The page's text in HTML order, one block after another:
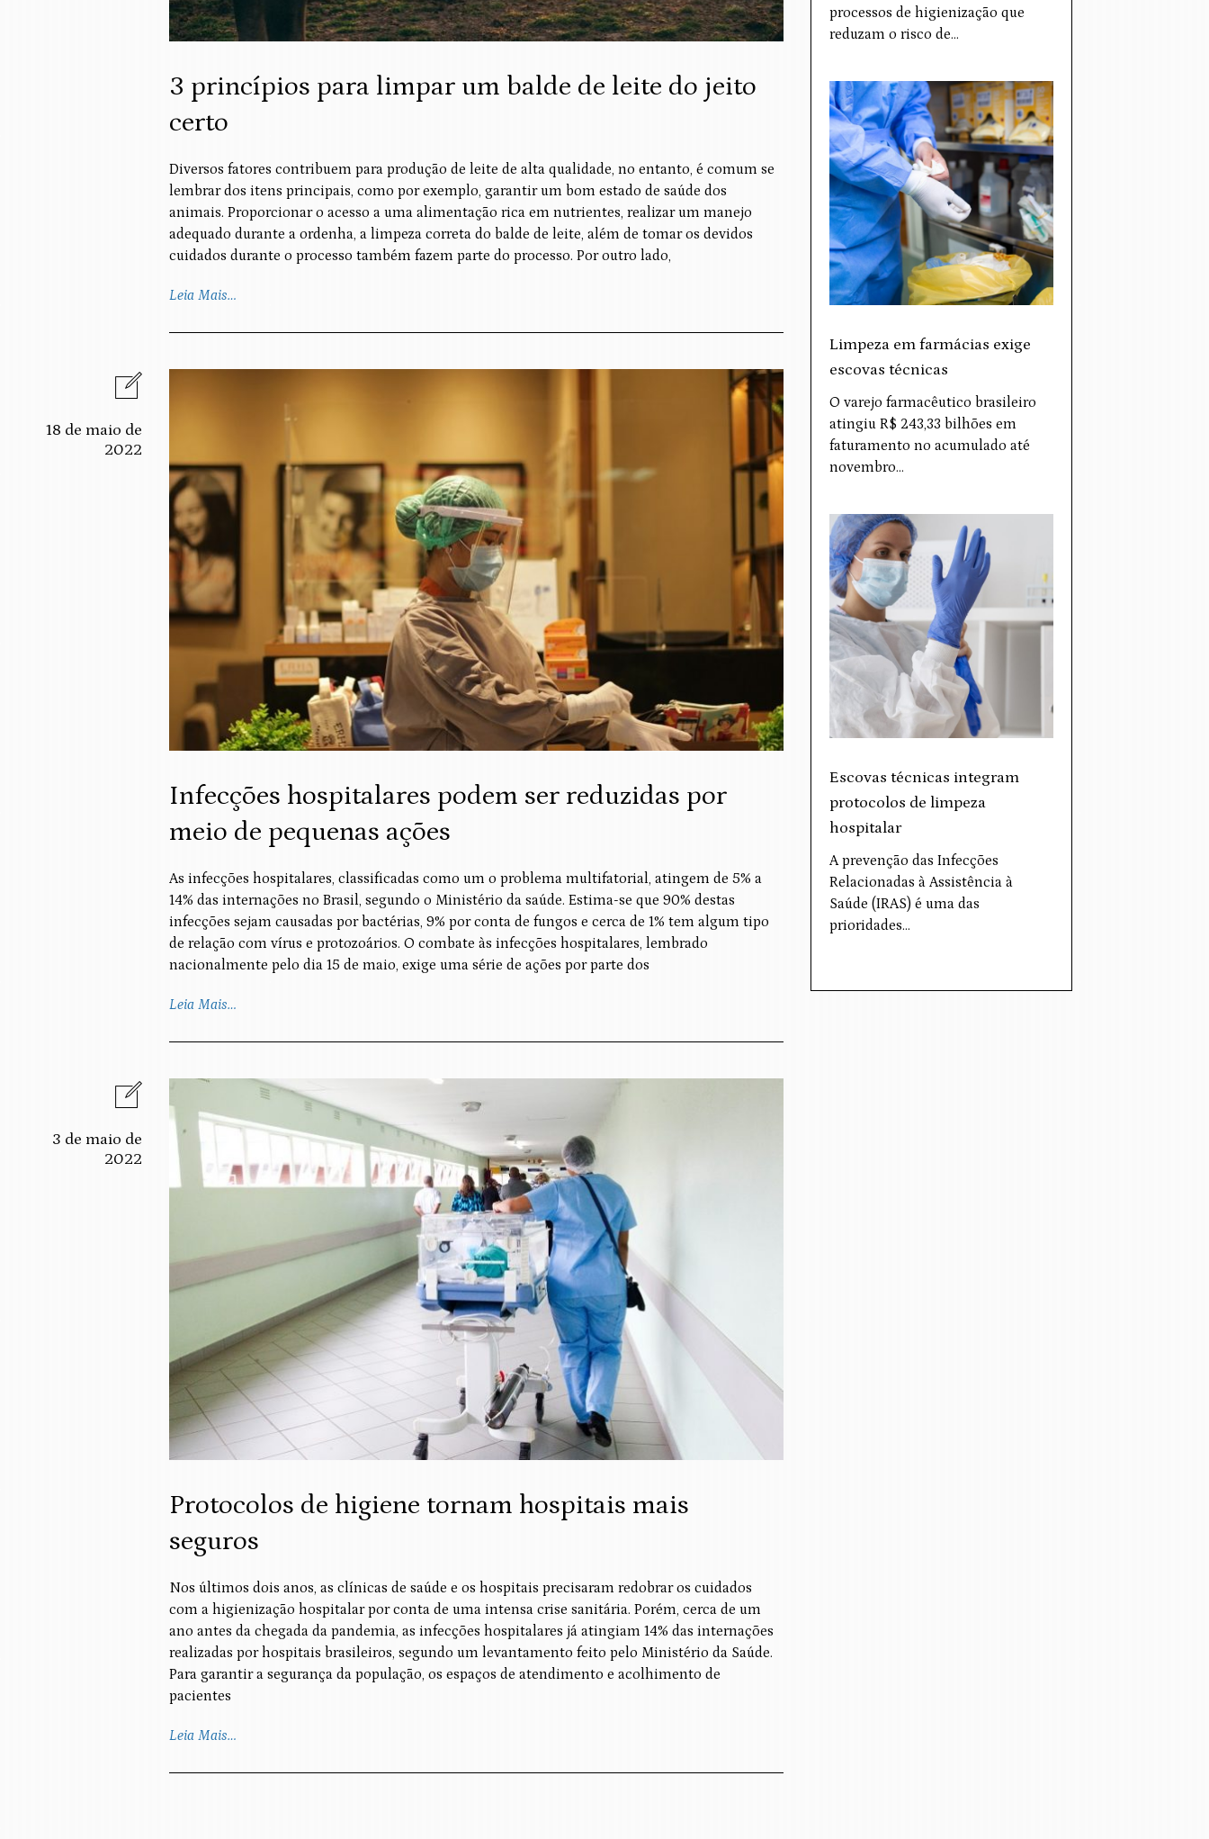
3 princípios para limpar um balde de leite do jeito
certo
Diversos fatores contribuem para produção de leite de alta qualidade, no entanto, é comum se
lembrar dos itens principais, como por exemplo, garantir um bom estado de saúde dos
animais. Proporcionar o acesso a uma alimentação rica em nutrientes, realizar um manejo
adequado durante a ordenha, a limpeza correta do balde de leite, além de tomar os devidos
cuidados durante o processo também fazem parte do processo. Por outro lado,
Leia Mais…
18 de maio de
2022
Infecções hospitalares podem ser reduzidas por
meio de pequenas ações
As infecções hospitalares, classificadas como um o problema multifatorial, atingem de 5% a
14% das internações no Brasil, segundo o Ministério da saúde. Estima-se que 90% destas
infecções sejam causadas por bactérias, 9% por conta de fungos e cerca de 1% tem algum tipo
de relação com vírus e protozoários. O combate às infecções hospitalares, lembrado
nacionalmente pelo dia 15 de maio, exige uma série de ações por parte dos
Leia Mais…
3 de maio de
2022
Protocolos de higiene tornam hospitais mais
seguros
Nos últimos dois anos, as clínicas de saúde e os hospitais precisaram redobrar os cuidados
com a higienização hospitalar por conta de uma intensa crise sanitária. Porém, cerca de um
ano antes da chegada da pandemia, as infecções hospitalares já atingiam 14% das internações
realizadas por hospitais brasileiros, segundo um levantamento feito pelo Ministério da Saúde.
Para garantir a segurança da população, os espaços de atendimento e acolhimento de
pacientes
Leia Mais…
processos de higienização que
reduzam o risco de…
Limpeza em farmácias exige
escovas técnicas
O varejo farmacêutico brasileiro
atingiu R$ 243,33 bilhões em
faturamento no acumulado até
novembro…
Escovas técnicas integram
protocolos de limpeza
hospitalar
A prevenção das Infecções
Relacionadas à Assistência à
Saúde (IRAS) é uma das
prioridades…